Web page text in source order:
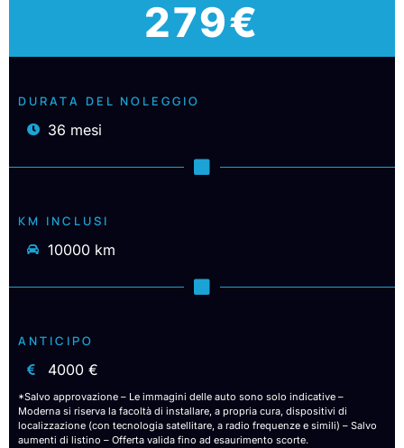
279€
DURATA DEL NOLEGGIO
36 mesi
KM INCLUSI
10000 km
ANTICIPO
4000 €
*Salvo approvazione – Le immagini delle auto sono solo indicative –
Moderna si riserva la facoltà di installare, a propria cura, dispositivi di
localizzazione (con tecnologia satellitare, a radio frequenze e simili) – Salvo
aumenti di listino – Offerta valida fino ad esaurimento scorte.